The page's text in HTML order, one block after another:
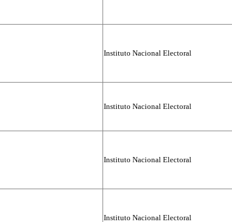
Instituto Nacional Electoral
Instituto Nacional Electoral
Instituto Nacional Electoral
Instituto Nacional Electoral